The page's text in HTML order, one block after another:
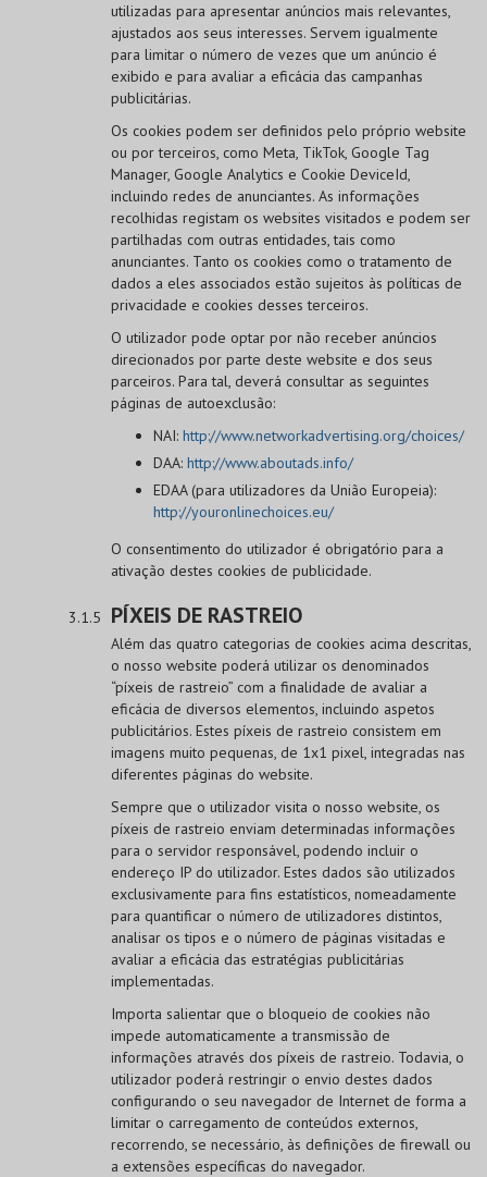
utilizadas para apresentar anúncios mais relevantes,
ajustados aos seus interesses. Servem igualmente
para limitar o número de vezes que um anúncio é
exibido e para avaliar a eficácia das campanhas
publicitárias.
Os cookies podem ser definidos pelo próprio website
ou por terceiros, como Meta, TikTok, Google Tag
Manager, Google Analytics e Cookie DeviceId,
incluindo redes de anunciantes. As informações
recolhidas registam os websites visitados e podem ser
partilhadas com outras entidades, tais como
anunciantes. Tanto os cookies como o tratamento de
dados a eles associados estão sujeitos às políticas de
privacidade e cookies desses terceiros.
O utilizador pode optar por não receber anúncios
direcionados por parte deste website e dos seus
parceiros. Para tal, deverá consultar as seguintes
páginas de autoexclusão:
NAI: http://www.networkadvertising.org/choices/
DAA: http://www.aboutads.info/
EDAA (para utilizadores da União Europeia):
http://youronlinechoices.eu/
O consentimento do utilizador é obrigatório para a
ativação destes cookies de publicidade.
PÍXEIS DE RASTREIO
Além das quatro categorias de cookies acima descritas,
o nosso website poderá utilizar os denominados
“píxeis de rastreio” com a finalidade de avaliar a
eficácia de diversos elementos, incluindo aspetos
publicitários. Estes píxeis de rastreio consistem em
imagens muito pequenas, de 1x1 pixel, integradas nas
diferentes páginas do website.
Sempre que o utilizador visita o nosso website, os
píxeis de rastreio enviam determinadas informações
para o servidor responsável, podendo incluir o
endereço IP do utilizador. Estes dados são utilizados
exclusivamente para fins estatísticos, nomeadamente
para quantificar o número de utilizadores distintos,
analisar os tipos e o número de páginas visitadas e
avaliar a eficácia das estratégias publicitárias
implementadas.
Importa salientar que o bloqueio de cookies não
impede automaticamente a transmissão de
informações através dos píxeis de rastreio. Todavia, o
utilizador poderá restringir o envio destes dados
configurando o seu navegador de Internet de forma a
limitar o carregamento de conteúdos externos,
recorrendo, se necessário, às definições de firewall ou
a extensões específicas do navegador.